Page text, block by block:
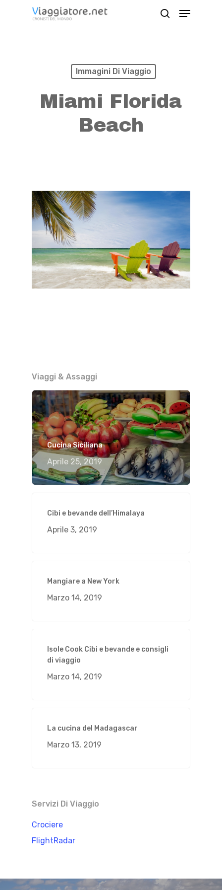
Menu
Immagini Di Viaggio
Miami Florida
Beach
Viaggi & Assaggi
Cucina Siciliana
Aprile 25, 2019
Cibi e bevande dell’Himalaya
Aprile 3, 2019
Mangiare a New York
Marzo 14, 2019
Isole Cook Cibi e bevande e consigli
di viaggio
Marzo 14, 2019
La cucina del Madagascar
Marzo 13, 2019
Servizi Di Viaggio
Crociere
FlightRadar